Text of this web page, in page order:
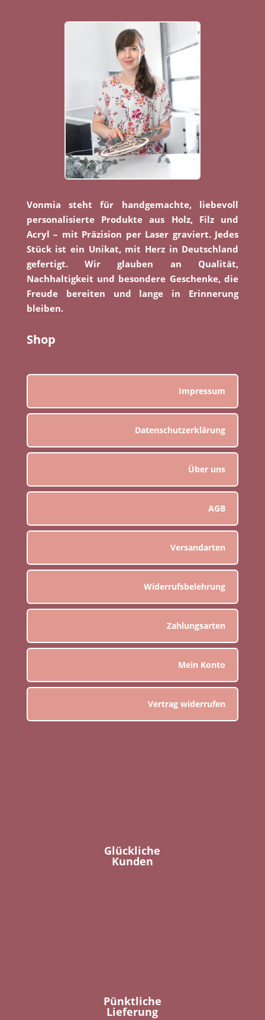
Vonmia steht für handgemachte, liebevoll
personalisierte Produkte aus Holz, Filz und
Acryl – mit Präzision per Laser graviert. Jedes
Stück ist ein Unikat, mit Herz in Deutschland
gefertigt. Wir glauben an Qualität,
Nachhaltigkeit und besondere Geschenke, die
Freude bereiten und lange in Erinnerung
bleiben.
Shop
Impressum
Datenschutzerklärung
Über uns
AGB
Versandarten
Widerrufsbelehrung
Zahlungsarten
Mein Konto
Vertrag widerrufen
Glückliche
Kunden
Pünktliche
Lieferung